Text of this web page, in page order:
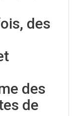
des
des
de